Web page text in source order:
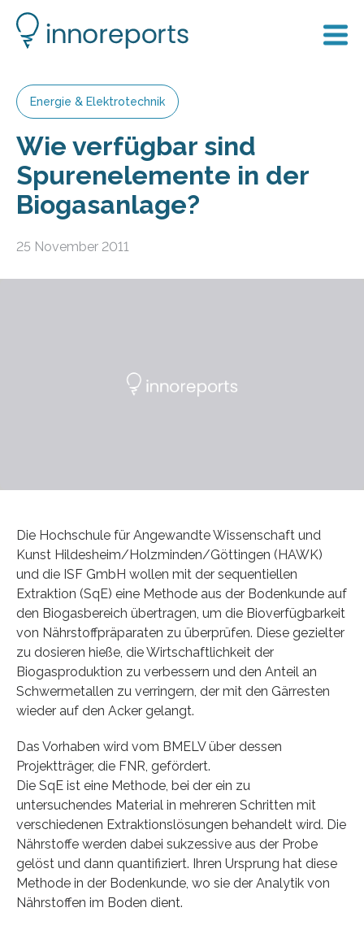
Energie & Elektrotechnik
Wie verfügbar sind
Spurenelemente in der
Biogasanlage?
25 November 2011
Die Hochschule für Angewandte Wissenschaft und
Kunst Hildesheim/Holzminden/Göttingen (HAWK)
und die ISF GmbH wollen mit der sequentiellen
Extraktion (SqE) eine Methode aus der Bodenkunde auf
den Biogasbereich übertragen, um die Bioverfügbarkeit
von Nährstoffpräparaten zu überprüfen. Diese gezielter
zu dosieren hieße, die Wirtschaftlichkeit der
Biogasproduktion zu verbessern und den Anteil an
Schwermetallen zu verringern, der mit den Gärresten
wieder auf den Acker gelangt.
Das Vorhaben wird vom BMELV über dessen
Projektträger, die FNR, gefördert.
Die SqE ist eine Methode, bei der ein zu
untersuchendes Material in mehreren Schritten mit
verschiedenen Extraktionslösungen behandelt wird. Die
Nährstoffe werden dabei sukzessive aus der Probe
gelöst und dann quantifiziert. Ihren Ursprung hat diese
Methode in der Bodenkunde, wo sie der Analytik von
Nährstoffen im Boden dient.